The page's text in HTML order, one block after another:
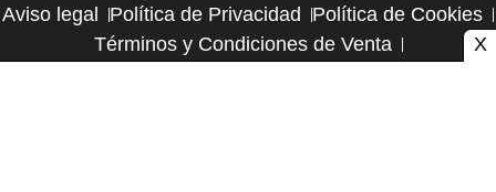
Aviso legal Política de Privacidad
Política de Cookies
Términos y Condiciones de Venta
X